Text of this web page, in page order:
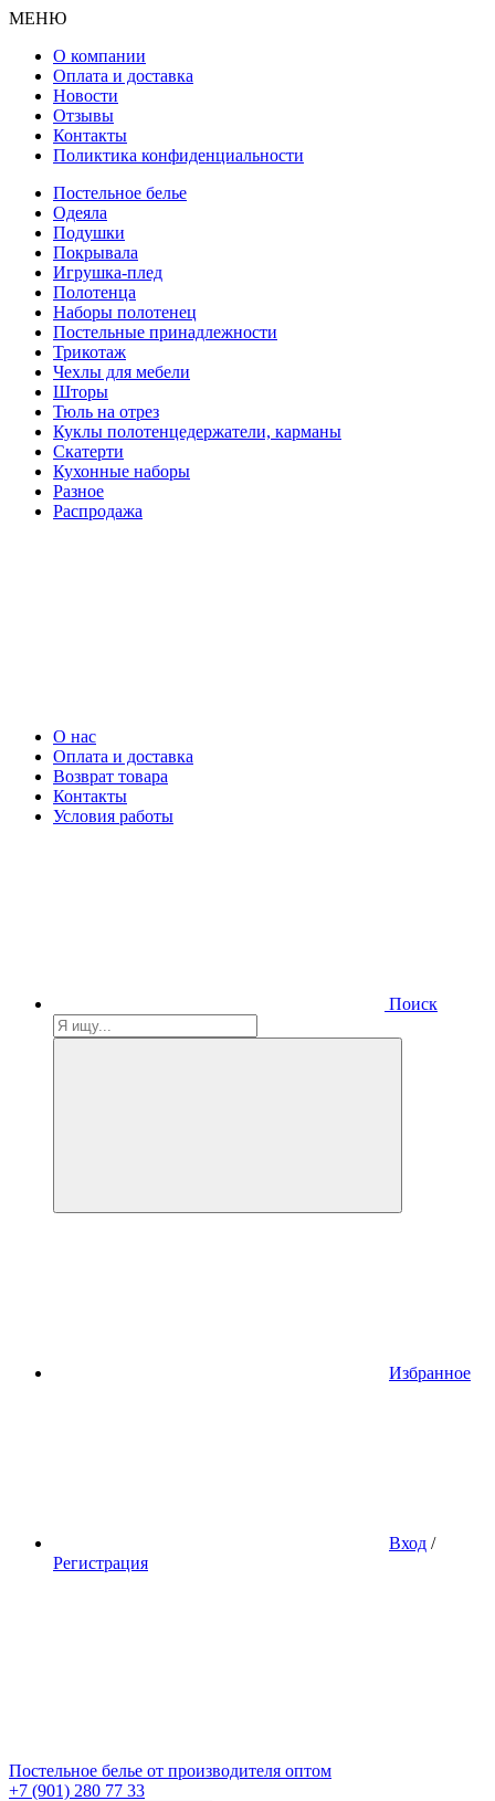
МЕНЮ
О компании
Оплата и доставка
Новости
Отзывы
Контакты
Поликтика конфиденциальности
Постельное белье
Одеяла
Подушки
Покрывала
Игрушка-плед
Полотенца
Наборы полотенец
Постельные принадлежности
Трикотаж
Чехлы для мебели
Шторы
Тюль на отрез
Куклы полотенцедержатели, карманы
Скатерти
Кухонные наборы
Разное
Распродажа
О нас
Оплата и доставка
Возврат товара
Контакты
Условия работы
Поиск
Избранное
Вход /
Регистрация
Постельное белье от производителя оптом
+7 (901) 280 77 33